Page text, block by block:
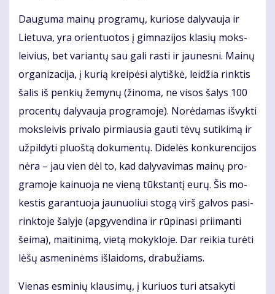
Dau­gu­ma mai­nų pro­gra­mų, ku­rio­se da­ly­vau­ja ir
Lie­tu­va, yra orien­tuo­tos į gim­na­zi­jos kla­sių moks­
lei­vius, bet va­rian­tų sau ga­li ras­ti ir jau­nes­ni. Mai­nų
or­ga­ni­za­ci­ja, į ku­rią krei­pė­si aly­tiš­kė, lei­džia rink­tis
ša­lis iš pen­kių že­my­nų (ži­no­ma, ne vi­sos ša­lys 100
pro­cen­tų da­ly­vau­ja pro­gra­mo­je). No­rė­da­mas iš­vyk­ti
moks­lei­vis pri­va­lo pir­miau­sia gau­ti tė­vų su­ti­ki­mą ir
už­pil­dy­ti pluoš­tą do­ku­men­tų. Di­de­lės kon­ku­ren­ci­jos
nė­ra – jau vien dėl to, kad da­ly­va­vi­mas mai­nų pro­
gra­mo­je kai­nuo­ja ne vie­ną tūks­tan­tį eu­rų. Šis mo­
kes­tis ga­ran­tuo­ja jau­nuo­liui sto­gą virš gal­vos pa­si­
rink­to­je ša­ly­je (ap­gy­ven­di­na ir rū­pi­na­si pri­iman­ti
šei­ma), mai­ti­ni­mą, vie­tą mo­kyk­lo­je. Dar rei­kia tu­rė­ti
lė­šų as­me­ni­nėms iš­lai­doms, dra­bu­žiams.
Vie­nas es­mi­nių klau­si­mų, į ku­riuos tu­ri at­sa­ky­ti